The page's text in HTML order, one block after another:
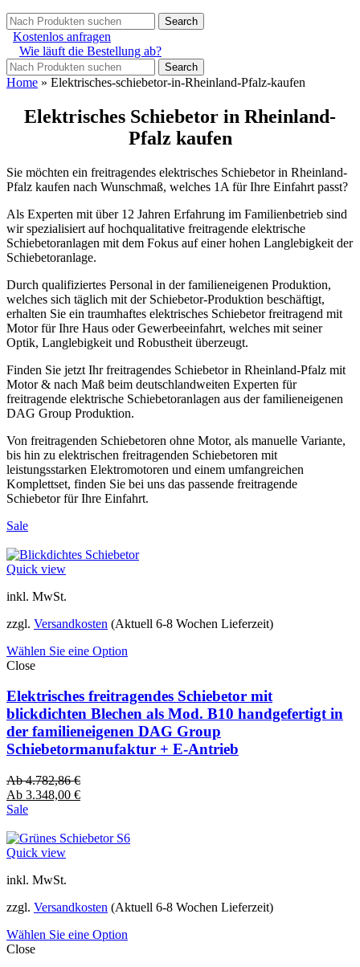
Search
Kostenlos anfragen
Wie läuft die Bestellung ab?
Search
Home » Elektrisches-schiebetor-in-Rheinland-Pfalz-kaufen
Elektrisches Schiebetor in Rheinland-
Pfalz kaufen
Sie möchten ein freitragendes elektrisches Schiebetor in Rheinland-
Pfalz kaufen nach Wunschmaß, welches 1A für Ihre Einfahrt passt?
Als Experten mit über 12 Jahren Erfahrung im Familienbetrieb sind
wir spezialisiert auf hochqualitative freitragende elektrische
Schiebetoranlagen mit dem Fokus auf einer hohen Langlebigkeit der
Schiebetoranlage.
Durch qualifiziertes Personal in der familieneigenen Produktion,
welches sich täglich mit der Schiebetor-Produktion beschäftigt,
erhalten Sie ein traumhaftes elektrisches Schiebetor freitragend mit
Motor für Ihre Haus oder Gewerbeeinfahrt, welches mit seiner
Optik, Langlebigkeit und Robustheit überzeugt.
Finden Sie jetzt Ihr freitragendes Schiebetor in Rheinland-Pfalz mit
Motor & nach Maß beim deutschlandweiten Experten für
freitragende elektrische Schiebetoranlagen aus der familieneigenen
DAG Group Produktion.
Von freitragenden Schiebetoren ohne Motor, als manuelle Variante,
bis hin zu elektrischen freitragenden Schiebetoren mit
leistungsstarken Elektromotoren und einem umfangreichen
Komplettset, finden Sie bei uns das passende freitragende
Schiebetor für Ihre Einfahrt.
Sale
Quick view
inkl. MwSt.
zzgl. Versandkosten (Aktuell 6-8 Wochen Lieferzeit)
Wählen Sie eine Option
Close
Elektrisches freitragendes Schiebetor mit
blickdichten Blechen als Mod. B10 handgefertigt in
der familieneigenen DAG Group
Schiebetormanufaktur + E-Antrieb
Ab4.782,86€
Ab 3.348,00 €
Sale
Quick view
inkl. MwSt.
zzgl. Versandkosten (Aktuell 6-8 Wochen Lieferzeit)
Wählen Sie eine Option
Close